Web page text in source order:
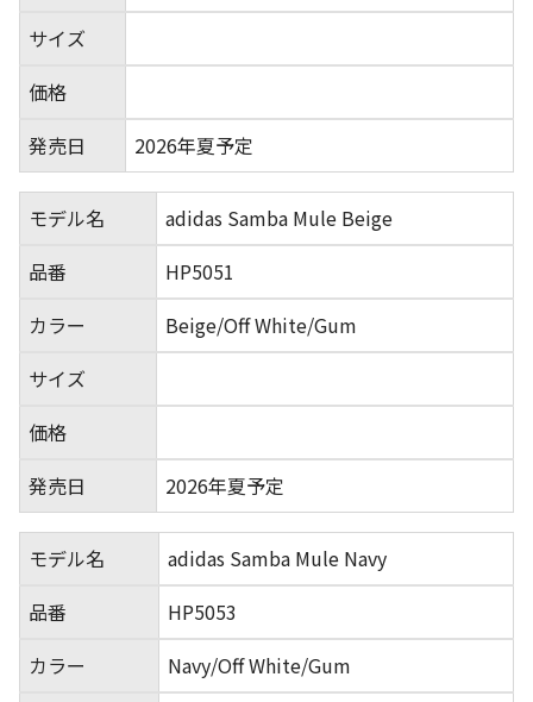
サイズ
価格
発売日
2026年夏予定
モデル名
adidas Samba Mule Beige
品番
HP5051
カラー
Beige/Off White/Gum
サイズ
価格
発売日
2026年夏予定
モデル名
adidas Samba Mule Navy
品番
HP5053
カラー
Navy/Off White/Gum